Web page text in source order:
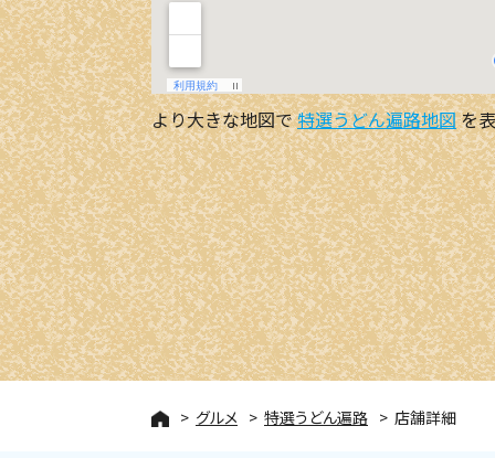
より大きな地図で特選うどん遍路地図を
グルメ 特選うどん遍路 店舗詳細